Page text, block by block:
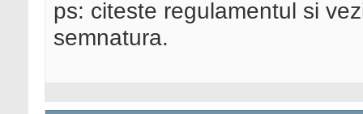
ps: citeste regulamentul si
semnatura.